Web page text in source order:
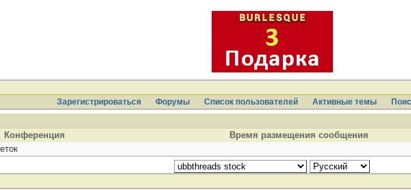
Зарегистрироваться
Форумы Список пользователей Активные темы
Конференция
Время размещения сообщения